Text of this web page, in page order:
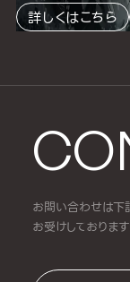
お問い合わせは下
お受けしております
詳しくはこちら